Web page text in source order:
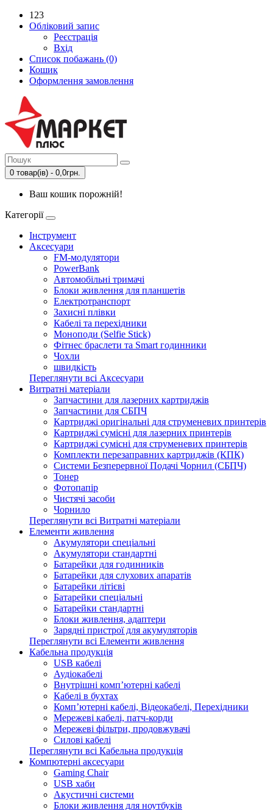
123
Обліковий запис
Реєстрація
Вхід
Список побажань (0)
Кошик
Оформлення замовлення
0 товар(ів) - 0,0грн.
Ваш кошик порожній!
Категорії
Інструмент
Аксесуари
FM-модулятори
PowerBank
Автомобільні тримачі
Блоки живлення для планшетів
Електротранспорт
Захисні плівки
Кабелі та перехідники
Моноподи (Selfie Stick)
Фітнес браслети та Smart годинники
Чохли
швидкість
Переглянути всі Аксесуари
Витратні матеріали
Запчастини для лазерних картриджів
Запчастини для СБПЧ
Картриджі оригінальні для струменевих принтерів
Картриджі сумісні для лазерних принтерів
Картриджі сумісні для струменевих принтерів
Комплекти перезаправних картриджів (КПК)
Системи Безперервної Подачі Чорнил (СБПЧ)
Тонер
Фотопапір
Чистячі засоби
Чорнило
Переглянути всі Витратні матеріали
Елементи живлення
Акумулятори спеціальні
Акумулятори стандартні
Батарейки для годинників
Батарейки для слухових апаратів
Батарейки літієві
Батарейки спеціальні
Батарейки стандартні
Блоки живлення, адаптери
Зарядні пристрої для акумуляторів
Переглянути всі Елементи живлення
Кабельна продукція
USB кабелі
Аудіокабелі
Внутрішні комп’ютерні кабелі
Кабелі в бухтах
Комп’ютерні кабелі, Відеокабелі, Перехідники
Мережеві кабелі, патч-корди
Мережеві фільтри, продовжувачі
Силові кабелі
Переглянути всі Кабельна продукція
Компютерні аксесуари
Gaming Chair
USB хаби
Акустичні системи
Блоки живлення для ноутбуків